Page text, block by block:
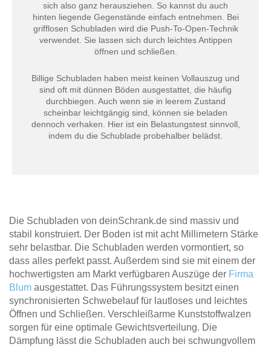
sich also ganz herausziehen. So kannst du auch
hinten liegende Gegenstände einfach entnehmen. Bei
grifflosen Schubladen wird die Push-To-Open-Technik
verwendet. Sie lassen sich durch leichtes Antippen
öffnen und schließen.
Billige Schubladen haben meist keinen Vollauszug und
sind oft mit dünnen Böden ausgestattet, die häufig
durchbiegen. Auch wenn sie in leerem Zustand
scheinbar leichtgängig sind, können sie beladen
dennoch verhaken. Hier ist ein Belastungstest sinnvoll,
indem du die Schublade probehalber belädst.
Die Schubladen von deinSchrank.de sind massiv und
stabil konstruiert. Der Boden ist mit acht Millimetern Stärke
sehr belastbar. Die Schubladen werden vormontiert, so
dass alles perfekt passt. Außerdem sind sie mit einem der
hochwertigsten am Markt verfügbaren Auszüge der Firma
Blum ausgestattet. Das Führungssystem besitzt einen
synchronisierten Schwebelauf für lautloses und leichtes
Öffnen und Schließen. Verschleißarme Kunststoffwalzen
sorgen für eine optimale Gewichtsverteilung. Die
Dämpfung lässt die Schubladen auch bei schwungvollem